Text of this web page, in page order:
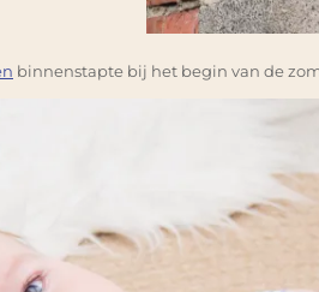
binnenstapte bij het begin van de